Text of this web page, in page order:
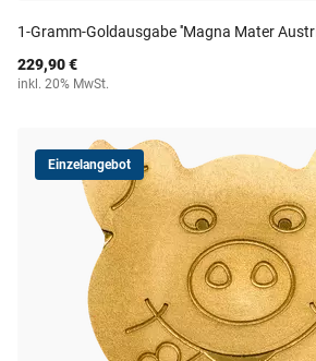
1-Gramm-Goldausgabe ''Magna Mater
229,90 €
inkl. 20% MwSt.
Einzelangebot